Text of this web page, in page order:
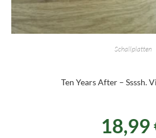
Schallplatten
Ten Years After – Ssssh.
18,99